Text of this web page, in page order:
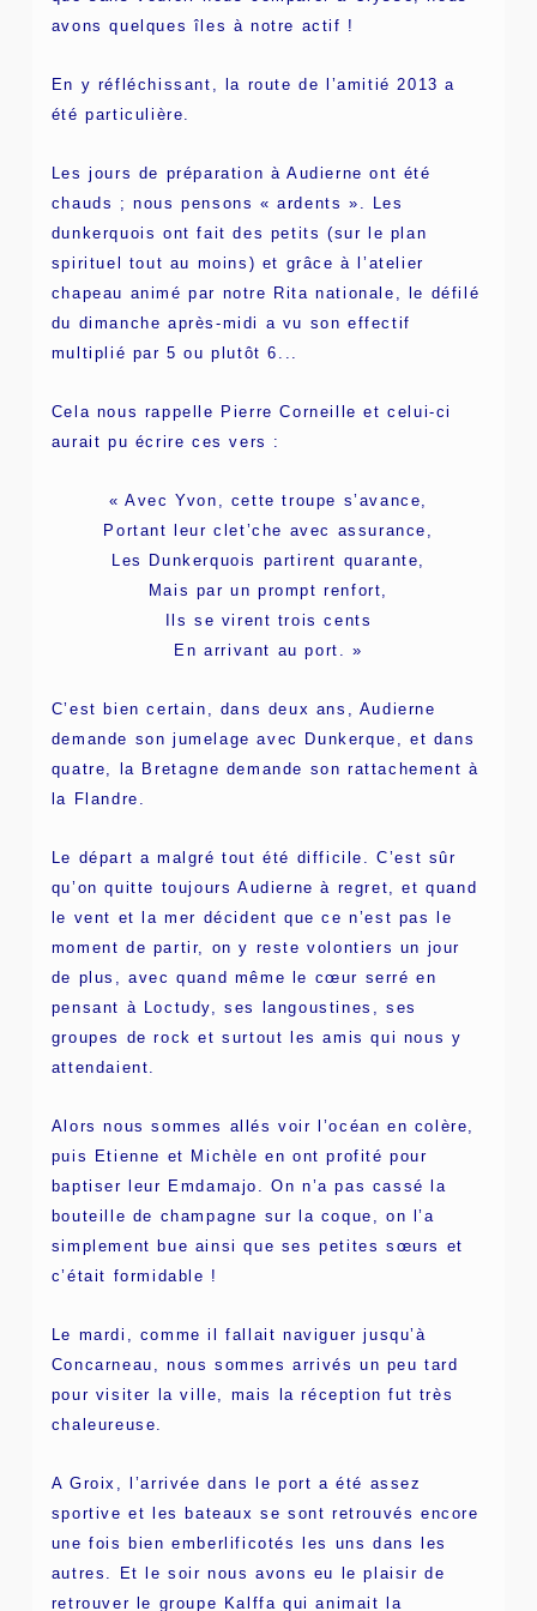
avons quelques îles à notre actif !
En y réfléchissant, la route de l’amitié 2013 a
été particulière.
Les jours de préparation à Audierne ont été
chauds ; nous pensons « ardents ». Les
dunkerquois ont fait des petits (sur le plan
spirituel tout au moins) et grâce à l’atelier
chapeau animé par notre Rita nationale, le défilé
du dimanche après-midi a vu son effectif
multiplié par 5 ou plutôt 6...
Cela nous rappelle Pierre Corneille et celui-ci
aurait pu écrire ces vers :
« Avec Yvon, cette troupe s’avance,
Portant leur clet’che avec assurance,
Les Dunkerquois partirent quarante,
Mais par un prompt renfort,
Ils se virent trois cents
En arrivant au port. »
C’est bien certain, dans deux ans, Audierne
demande son jumelage avec Dunkerque, et dans
quatre, la Bretagne demande son rattachement à
la Flandre.
Le départ a malgré tout été difficile. C’est sûr
qu’on quitte toujours Audierne à regret, et quand
le vent et la mer décident que ce n’est pas le
moment de partir, on y reste volontiers un jour
de plus, avec quand même le cœur serré en
pensant à Loctudy, ses langoustines, ses
groupes de rock et surtout les amis qui nous y
attendaient.
Alors nous sommes allés voir l’océan en colère,
puis Etienne et Michèle en ont profité pour
baptiser leur Emdamajo. On n’a pas cassé la
bouteille de champagne sur la coque, on l’a
simplement bue ainsi que ses petites sœurs et
c’était formidable !
Le mardi, comme il fallait naviguer jusqu’à
Concarneau, nous sommes arrivés un peu tard
pour visiter la ville, mais la réception fut très
chaleureuse.
A Groix, l’arrivée dans le port a été assez
sportive et les bateaux se sont retrouvés encore
une fois bien emberlificotés les uns dans les
autres. Et le soir nous avons eu le plaisir de
retrouver le groupe Kalffa qui animait la